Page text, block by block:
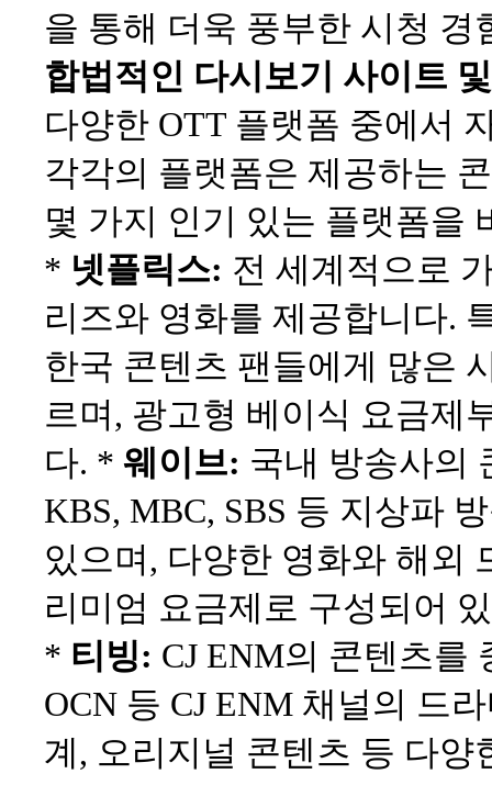
을 통해 더욱 풍부한 시청 경
합법적인 다시보기 사이트
다양한 OTT 플랫폼 중에서
각각의 플랫폼은 제공하는
몇 가지 인기 있는 플랫폼을
* 넷플릭스: 전 세계적으로
리즈와 영화를 제공합니다.
한국 콘텐츠 팬들에게 많은
르며, 광고형 베이식 요금제
다. * 웨이브: 국내 방송사의
KBS, MBC, SBS 등 지상파
있으며, 다양한 영화와 해외
리미엄 요금제로 구성되어
* 티빙: CJ ENM의 콘텐츠를
OCN 등 CJ ENM 채널의 드
계, 오리지널 콘텐츠 등 다